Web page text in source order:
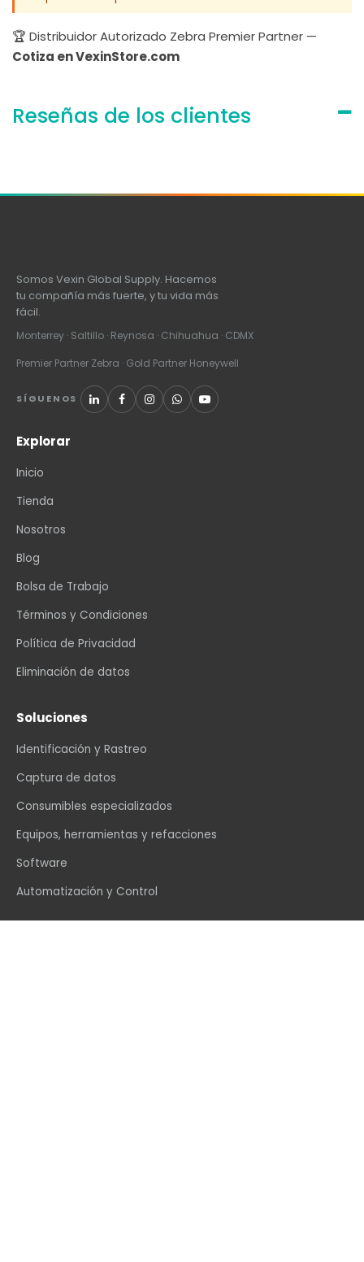
🏆 Distribuidor Autorizado Zebra Premier Partner —
Cotiza en VexinStore.com
Reseñas de los clientes
Somos Vexin Global Supply. Hacemos
tu compañía más fuerte, y tu vida más
fácil.
Monterrey · Saltillo · Reynosa · Chihuahua · CDMX
Premier Partner Zebra · Gold Partner Honeywell
SÍGUENOS
Explorar
Inicio
Tienda
Nosotros
Blog
Bolsa de Trabajo
Términos y Condiciones
Política de Privacidad
Eliminación de datos
Soluciones
Identificación y Rastreo
Captura de datos
Consumibles especializados
Equipos, herramientas y refacciones
Software
Automatización y Control